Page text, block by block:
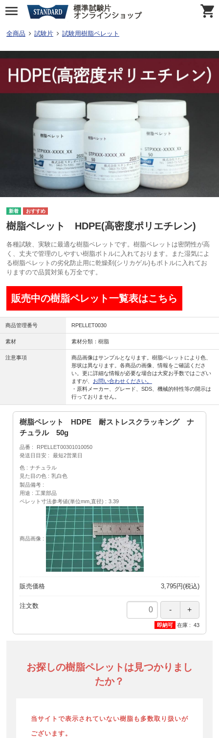
全商品 試験片 試験用樹脂ペレット
樹脂ペレット HDPE(高密度ポリエチレン)
各種試験、実験に最適な樹脂ペレットです。樹脂ペレットは密閉性が高
く、丈夫で管理のしやすい樹脂ボトルに入れております。また湿気によ
る樹脂ペレットの劣化防止用に乾燥剤(シリカゲル)もボトルに入れてお
りますので品質対策も万全です。
販売中の樹脂ペレット一覧表はこちら
商品管理番号 RPELLET0030
素材 素材分類：樹脂
注意事項
商品画像はサンプルとなります。樹脂ペレットにより色、
形状は異なります。各商品の画像、情報をご確認くださ
い。更に詳細な情報が必要な場合は大変お手数ではござい
ますが、 お問い合わせください。
・原料メーカー、グレード、SDS、機械的特性等の開示は
行っておりません。
樹脂ペレット HDPE 耐ストレスクラッキング ナ
チュラル 50g
品番
RPELLET00301010050
発送日目安
最短2営業日
色
ナチュラル
見た目の色
乳白色
製品備考
用途
工業部品
ペレット寸法参考値(単位mm,直径)
3.39
商品画像
販売価格 3,795円(税込)
注文数
在庫 43
お探しの樹脂ペレットは見つかりまし
たか？
当サイトで表示されていない樹脂も多数取り扱いが
ございます。